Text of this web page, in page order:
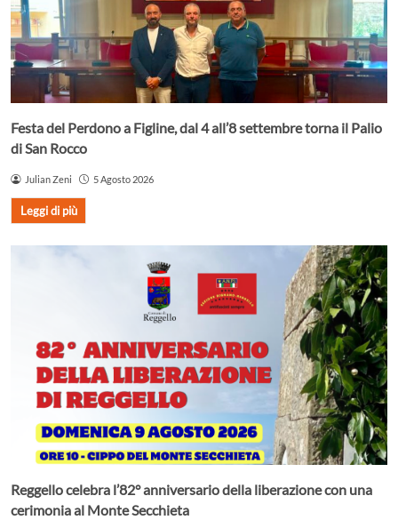
Festa del Perdono a Figline, dal 4 all’8 settembre torna il Palio
di San Rocco
Julian Zeni 5 Agosto 2026
Leggi di più
Reggello celebra l’82° anniversario della liberazione con una
cerimonia al Monte Secchieta